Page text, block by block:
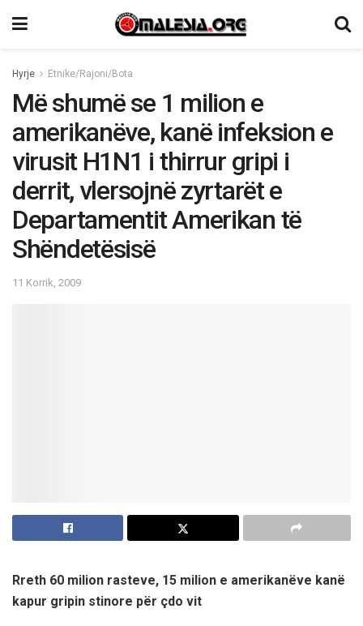
Hyrje Etnike/Rajoni/Bota
Më shumë se 1 milion e
amerikanëve, kanë infeksion e
virusit H1N1 i thirrur gripi i
derrit, vlersojnë zyrtarët e
Departamentit Amerikan të
Shëndetësisë
11 Korrik, 2009
Rreth 60 milion rasteve, 15 milion e amerikanëve kanë
kapur gripin stinore për çdo vit